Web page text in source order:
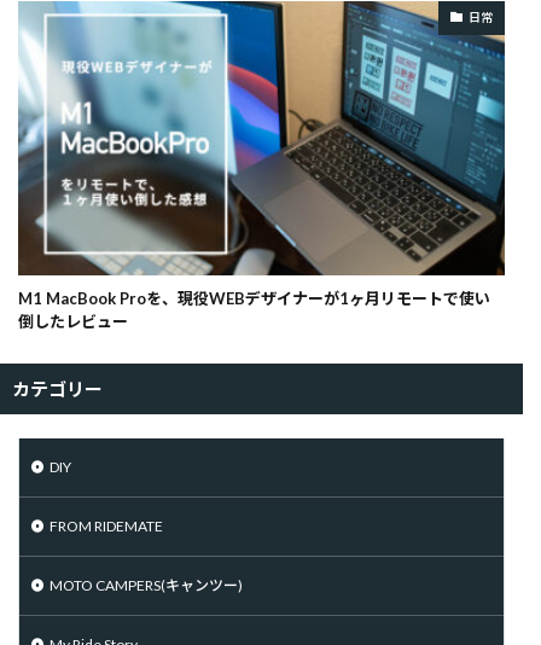
日常
M1 MacBook Proを、現役WEBデザイナーが1ヶ月リモートで使い
倒したレビュー
カテゴリー
DIY
FROM RIDEMATE
MOTO CAMPERS(キャンツー)